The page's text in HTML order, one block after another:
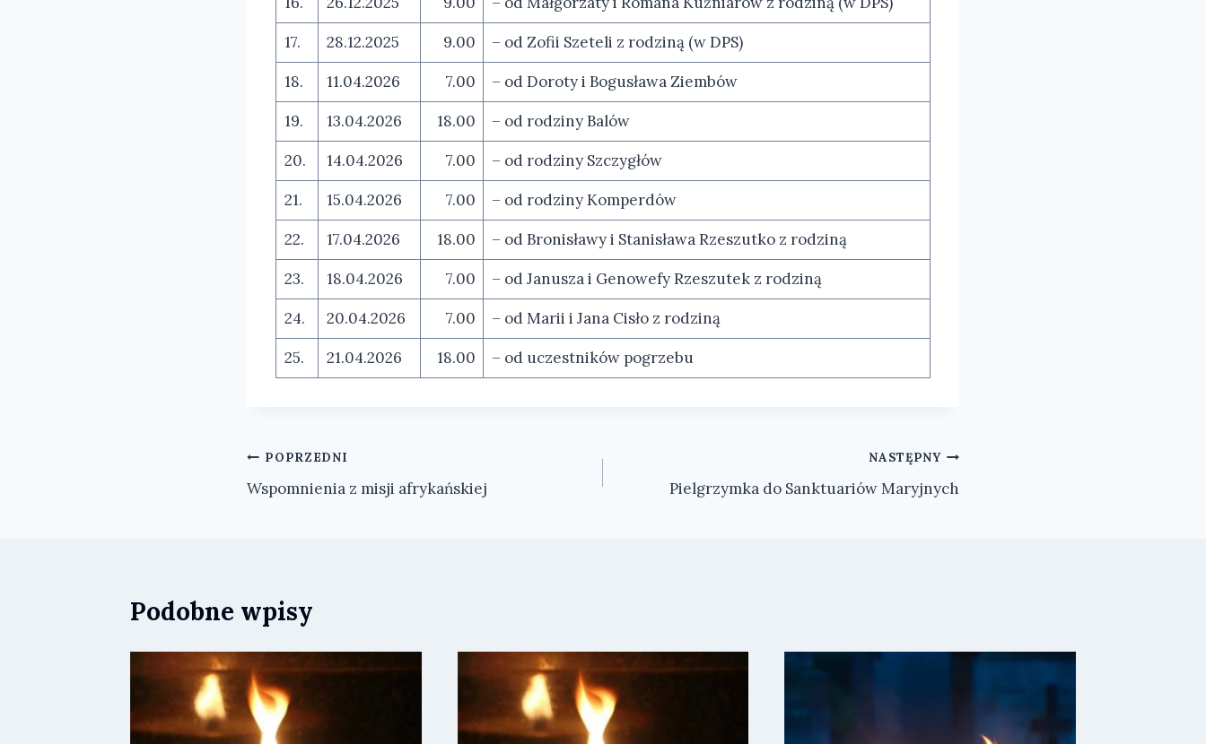
17.
28.12.2025 9.00
– od Zofii Szeteli z rodziną (w DPS)
18.
11.04.2026 7.00
– od Doroty i Bogusława Ziembów
19.
13.04.2026 18.00
– od rodziny Balów
20.
14.04.2026 7.00
– od rodziny Szczygłów
21.
15.04.2026 7.00
– od rodziny Komperdów
22.
17.04.2026 18.00
– od Bronisławy i Stanisława Rzeszutko z rodziną
23.
18.04.2026 7.00
– od Janusza i Genowefy Rzeszutek z rodziną
24.
20.04.2026 7.00
– od Marii i Jana Cisło z rodziną
25.
21.04.2026 18.00 – od uczestników pogrzebu
Nawigacja
wpisu
POPRZEDNI
Wspomnienia z misji afrykańskiej
NASTĘPNY
Pielgrzymka do Sanktuariów Maryjnych
Podobne wpisy